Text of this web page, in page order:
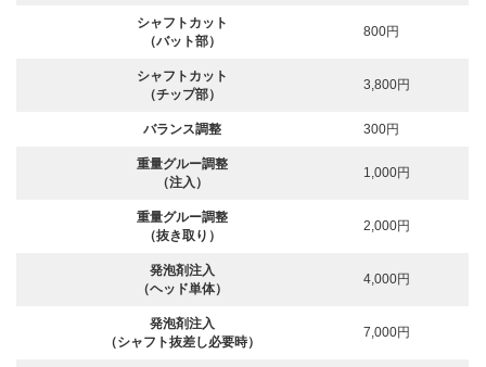
シャフトカット
（バット部）
800円
シャフトカット
（チップ部）
3,800円
バランス調整 300円
重量グルー調整
（注入）
1,000円
重量グルー調整
（抜き取り）
2,000円
発泡剤注入
（ヘッド単体）
4,000円
発泡剤注入
（シャフト抜差し必要時）
7,000円